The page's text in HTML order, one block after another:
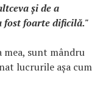
și de a
fost foarte dificilă."
mea, sunt mândru
lucrurile așa cum